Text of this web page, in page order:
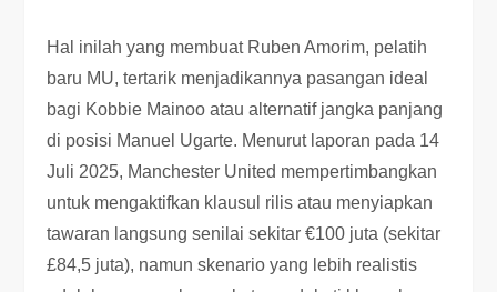
Hal inilah yang membuat Ruben Amorim, pelatih
baru MU, tertarik menjadikannya pasangan ideal
bagi Kobbie Mainoo atau alternatif jangka panjang
di posisi Manuel Ugarte. Menurut laporan pada 14
Juli 2025, Manchester United mempertimbangkan
untuk mengaktifkan klausul rilis atau menyiapkan
tawaran langsung senilai sekitar €100 juta (sekitar
£84,5 juta), namun skenario yang lebih realistis